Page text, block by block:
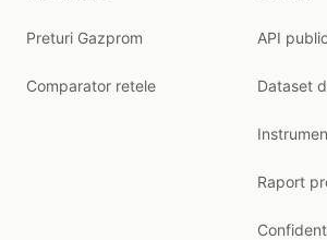
Preturi Gazprom
Comparator retele
API public
Dataset
Raport